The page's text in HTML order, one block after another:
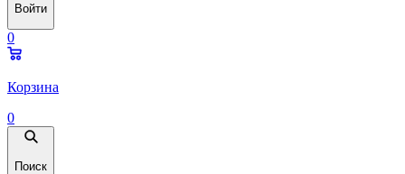
Войти
0
Корзина
0
Поиск